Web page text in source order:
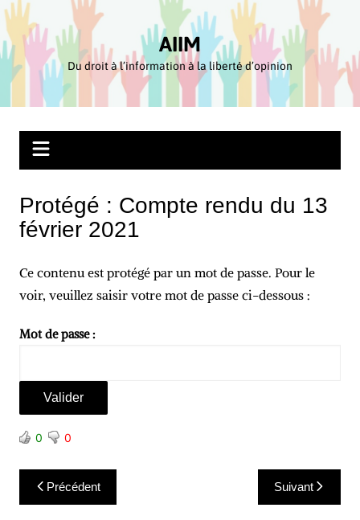
Aller
au
contenu
AIIM
Du droit à l’information à la liberté d’opinion
Protégé : Compte rendu du 13
février 2021
Ce contenu est protégé par un mot de passe. Pour le
voir, veuillez saisir votre mot de passe ci-dessous :
Mot de passe :
0 0
Navigation
de
Précédent Suivant